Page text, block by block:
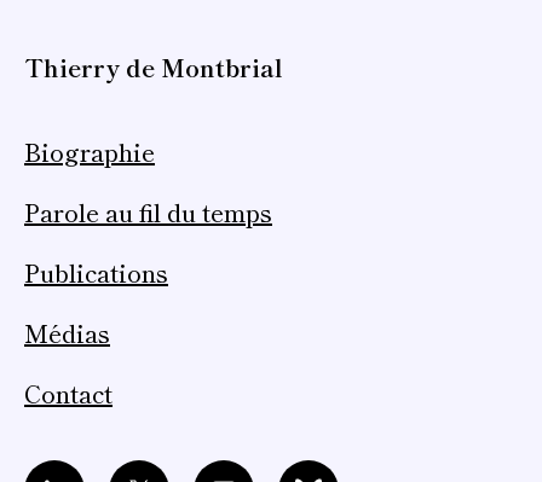
Thierry de Montbrial
Biographie
Parole au fil du temps
Publications
Médias
Contact